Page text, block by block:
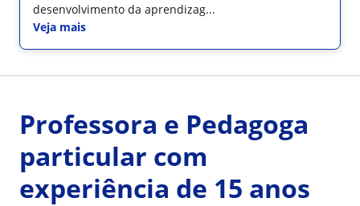
desenvolvimento da aprendizag...
Veja mais
Professora e Pedagoga
particular com
experiência de 15 anos